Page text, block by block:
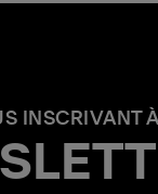
INSCRIVANT